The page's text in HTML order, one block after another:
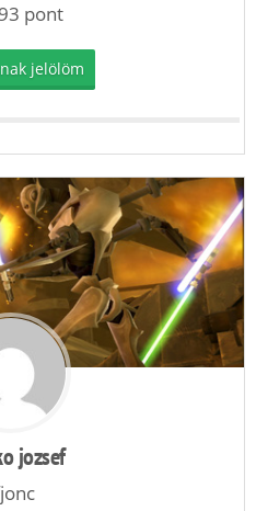
pont
jelölöm
jozsef